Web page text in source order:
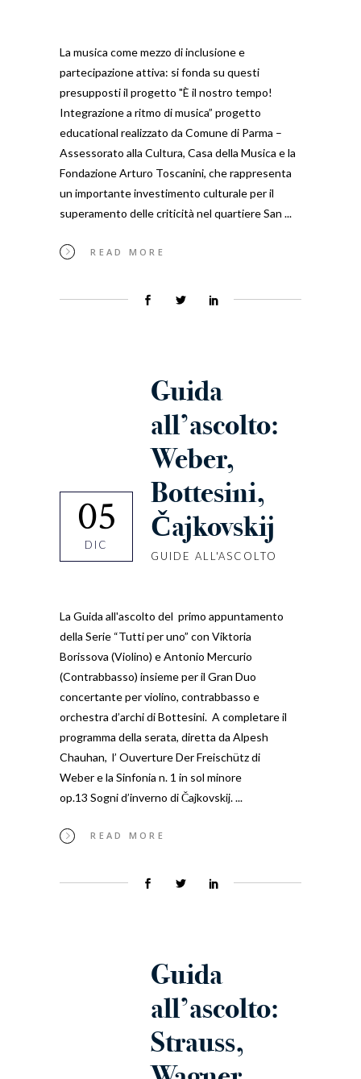
La musica come mezzo di inclusione e
partecipazione attiva: si fonda su questi
presupposti il progetto "È il nostro tempo!
Integrazione a ritmo di musica” progetto
educational realizzato da Comune di Parma –
Assessorato alla Cultura, Casa della Musica e la
Fondazione Arturo Toscanini, che rappresenta
un importante investimento culturale per il
superamento delle criticità nel quartiere San
READ MORE
05
DIC
Guida
all’ascolto:
Weber,
Bottesini,
Čajkovskij
GUIDE ALL'ASCOLTO
La Guida all'ascolto del primo appuntamento
della Serie “Tutti per uno” con Viktoria
Borissova (Violino) e Antonio Mercurio
(Contrabbasso) insieme per il Gran Duo
concertante per violino, contrabbasso e
orchestra d’archi di Bottesini. A completare il
programma della serata, diretta da Alpesh
Chauhan, l’ Ouverture Der Freischütz di
Weber e la Sinfonia n. 1 in sol minore
op.13 Sogni d’inverno di Čajkovskij.
READ MORE
Guida
all’ascolto:
Strauss,